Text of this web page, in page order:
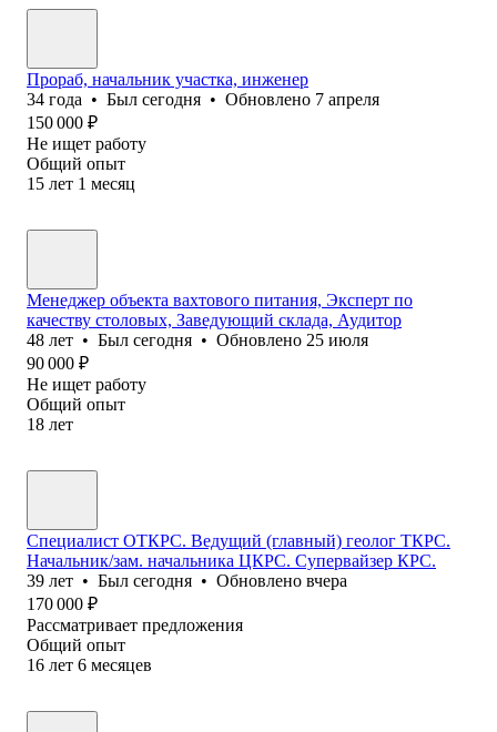
Прораб, начальник участка, инженер
34 года • Был сегодня • Обновлено 7 апреля
150 000 ₽
Не ищет работу
Общий опыт
15 лет 1 месяц
Менеджер объекта вахтового питания, Эксперт по
качеству столовых, Заведующий склада, Аудитор
48 лет • Был сегодня • Обновлено 25 июля
90 000 ₽
Не ищет работу
Общий опыт
18 лет
Специалист ОТКРС. Ведущий (главный) геолог ТКРС.
Начальник/зам. начальника ЦКРС. Супервайзер КРС.
39 лет • Был сегодня • Обновлено вчера
170 000 ₽
Рассматривает предложения
Общий опыт
16 лет 6 месяцев